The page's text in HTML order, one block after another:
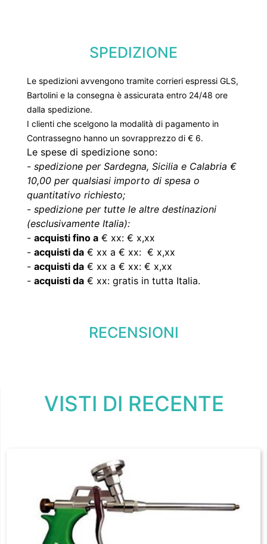
SPEDIZIONE
Le spedizioni avvengono tramite corrieri espressi GLS,
Bartolini e la consegna è assicurata entro 24/48 ore
dalla spedizione.
I clienti che scelgono la modalità di pagamento in
Contrassegno hanno un sovrapprezzo di € 6.
Le spese di spedizione sono:
- spedizione per Sardegna, Sicilia e Calabria €
10,00 per qualsiasi importo di spesa o
quantitativo richiesto;
- spedizione per tutte le altre destinazioni
(esclusivamente Italia):
- acquisti fino a € xx: € x,xx
- acquisti da € xx a € xx: € x,xx
- acquisti da € xx a € xx: € x,xx
- acquisti da € xx: gratis in tutta Italia.
RECENSIONI
VISTI DI RECENTE